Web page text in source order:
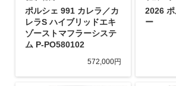
ポルシェ 991 カレラ／カ
レラS ハイブリッドエキ
ゾーストマフラーシステ
ム P-PO580102
572,000円
2026
ー